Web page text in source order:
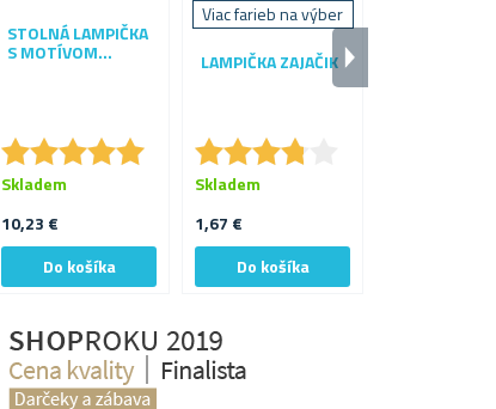
STOLNÁ LAMPIČKA
S MOTÍVOM
★★★★★
★★★★★
10,23 €
Skladem
Viac farieb na výber
LAMPIČKA ZAJAČIK
★★★★
★★★★
1,67 €
Skladem